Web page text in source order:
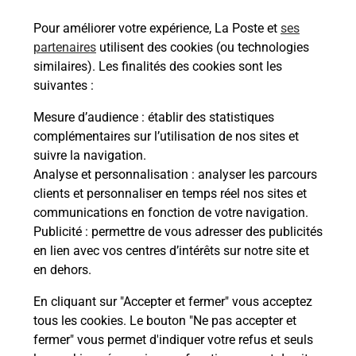
Pour améliorer votre expérience, La Poste et ses
partenaires utilisent des cookies (ou technologies
similaires). Les finalités des cookies sont les
suivantes :
Mesure d’audience : établir des statistiques
complémentaires sur l’utilisation de nos sites et
suivre la navigation.
Analyse et personnalisation : analyser les parcours
clients et personnaliser en temps réel nos sites et
communications en fonction de votre navigation.
Publicité : permettre de vous adresser des publicités
en lien avec vos centres d’intérêts sur notre site et
en dehors.
En cliquant sur "Accepter et fermer" vous acceptez
tous les cookies. Le bouton "Ne pas accepter et
fermer" vous permet d'indiquer votre refus et seuls
Malin !
La Poste
en ligne
Ouvert 24h/24
En savoir plus
VILLEREVERSURE
CONSIGNE PHARMACIE VILLEREVERSURE